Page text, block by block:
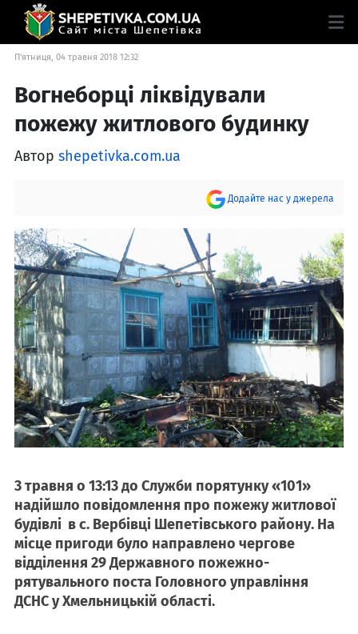
П'ятниця, 04 травня 2018 12:32
Вогнеборці ліквідували
пожежу житлового будинку
Автор shepetivka.com.ua
Додайте нас у джерела
3 травня о 13:13 до Служби порятунку «101»
надійшло повідомлення про пожежу житлової
будівлі в с. Вербівці Шепетівського району. На
місце пригоди було направлено чергове
відділення 29 Державного пожежно-
рятувального поста Головного управління
ДСНС у Хмельницькій області.